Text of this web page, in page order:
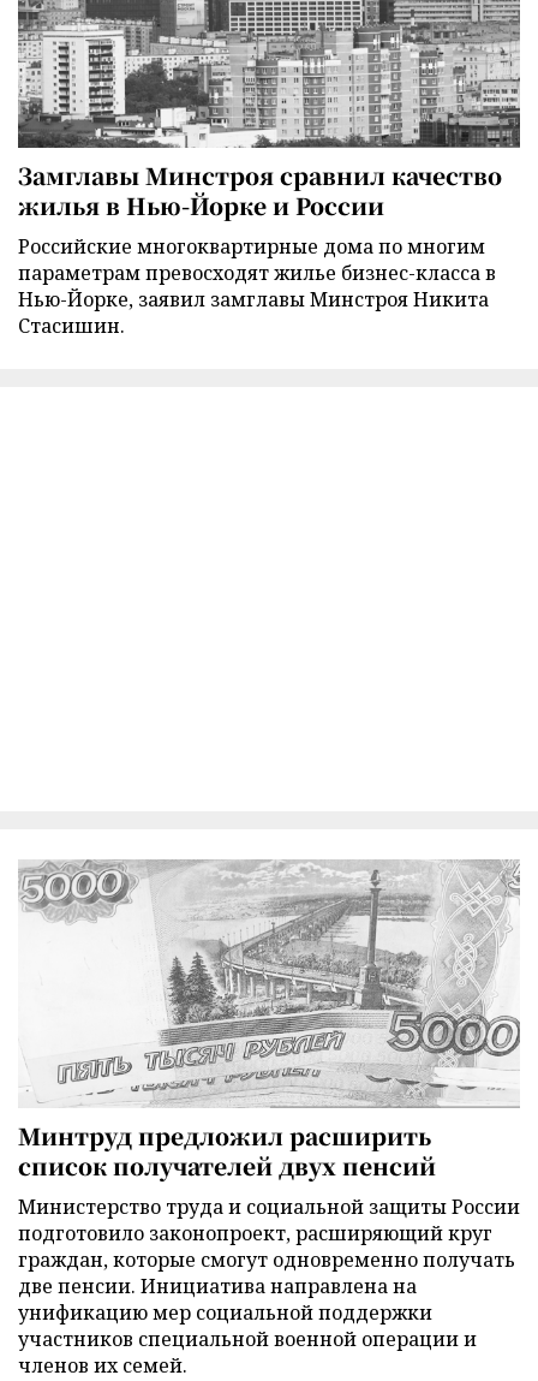
Замглавы Минстроя сравнил качество
жилья в Нью-Йорке и России
Российские многоквартирные дома по многим
параметрам превосходят жилье бизнес-класса в
Нью-Йорке, заявил замглавы Минстроя Никита
Стасишин.
Минтруд предложил расширить
список получателей двух пенсий
Министерство труда и социальной защиты России
подготовило законопроект, расширяющий круг
граждан, которые смогут одновременно получать
две пенсии. Инициатива направлена на
унификацию мер социальной поддержки
участников специальной военной операции и
членов их семей.